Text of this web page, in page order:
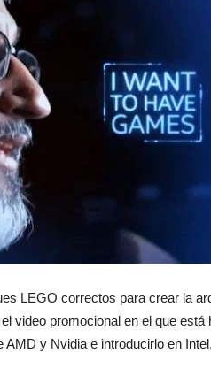
LEGO correctos para crear la
video promocional en el que
y Nvidia e introducirlo en